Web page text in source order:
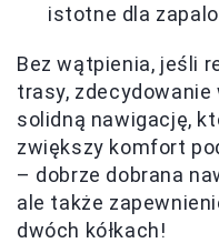
istotne dla
Bez wątpienia, jeśli
trasy,
solidną nawigację,
zwiększy komfort
– dobrze dobrana
ale także
dwóch kółkach!